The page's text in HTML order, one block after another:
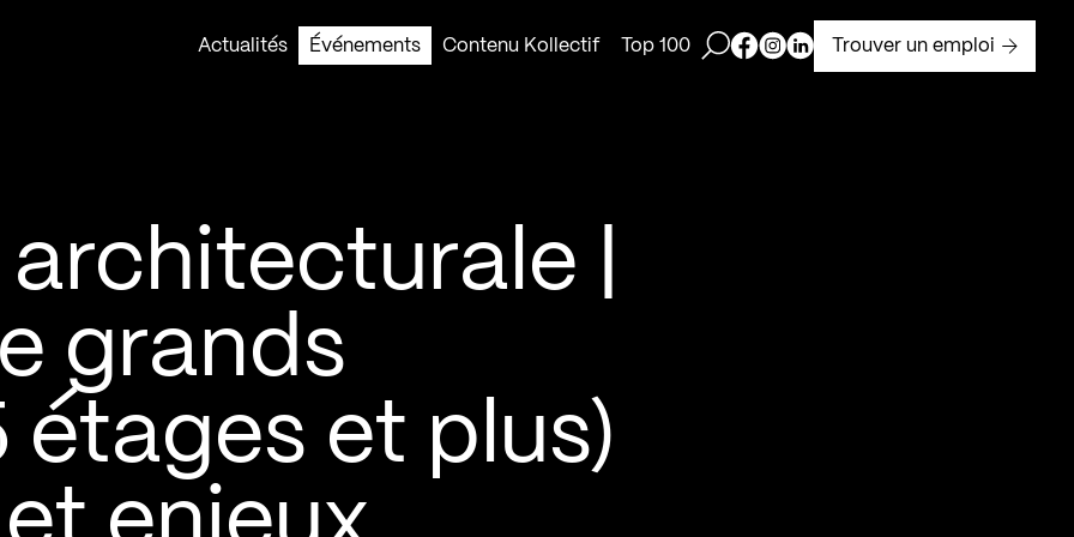
Actualités
Événements Contenu Kollectif Top 100 Ouvrir la barre de recherche
Page Facebook de Kollectif
Page Instagram de Kollectif
Page Linkedin de Kollectif
Trouver un emploi
|
grands
et plus)